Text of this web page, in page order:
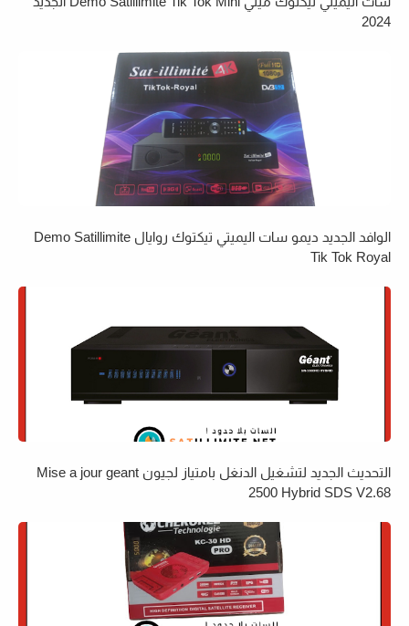
2024
الوافد الجديد ديمو سات اليميتي تيكتوك روايال Demo Satillimite
Tik Tok Royal
التحديث الجديد لتشغيل الدنغل بامتياز لجيون Mise a jour geant
2500 Hybrid SDS V2.68